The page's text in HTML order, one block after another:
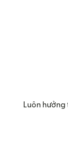
Luôn